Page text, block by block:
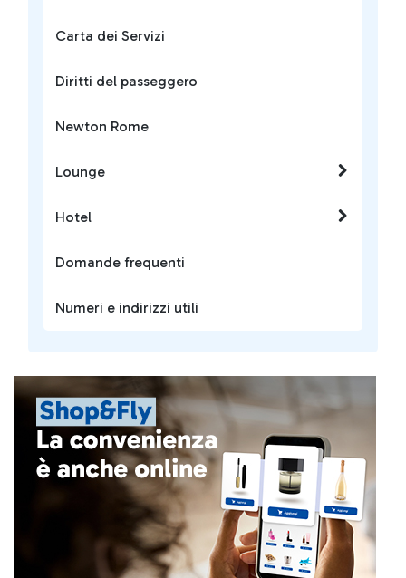
Carta dei Servizi
Diritti del passeggero
Newton Rome
Lounge
Hotel
Domande frequenti
Numeri e indirizzi utili